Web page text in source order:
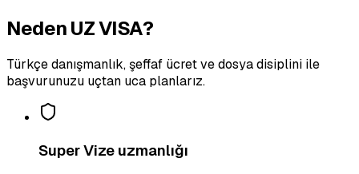
Neden UZ VISA?
Türkçe danışmanlık, şeffaf ücret ve dosya disiplini ile
başvurunuzu uçtan uca planlarız.
Super Vize uzmanlığı